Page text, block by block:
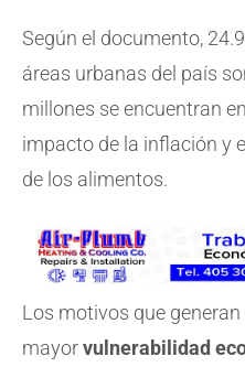
Según el documento,
áreas urbanas del país
millones se encuentran
impacto de la inflación y
de los alimentos.
Los motivos que generan
mayorvulnerabilidad